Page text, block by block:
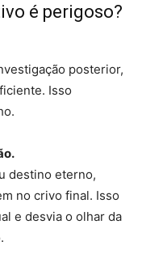
é perigoso?
posterior,
Isso
destino eterno,
no crivo final. Isso
e desvia o olhar da